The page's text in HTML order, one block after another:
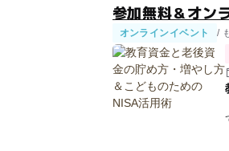
参加無料＆オン
オンラインイベント /